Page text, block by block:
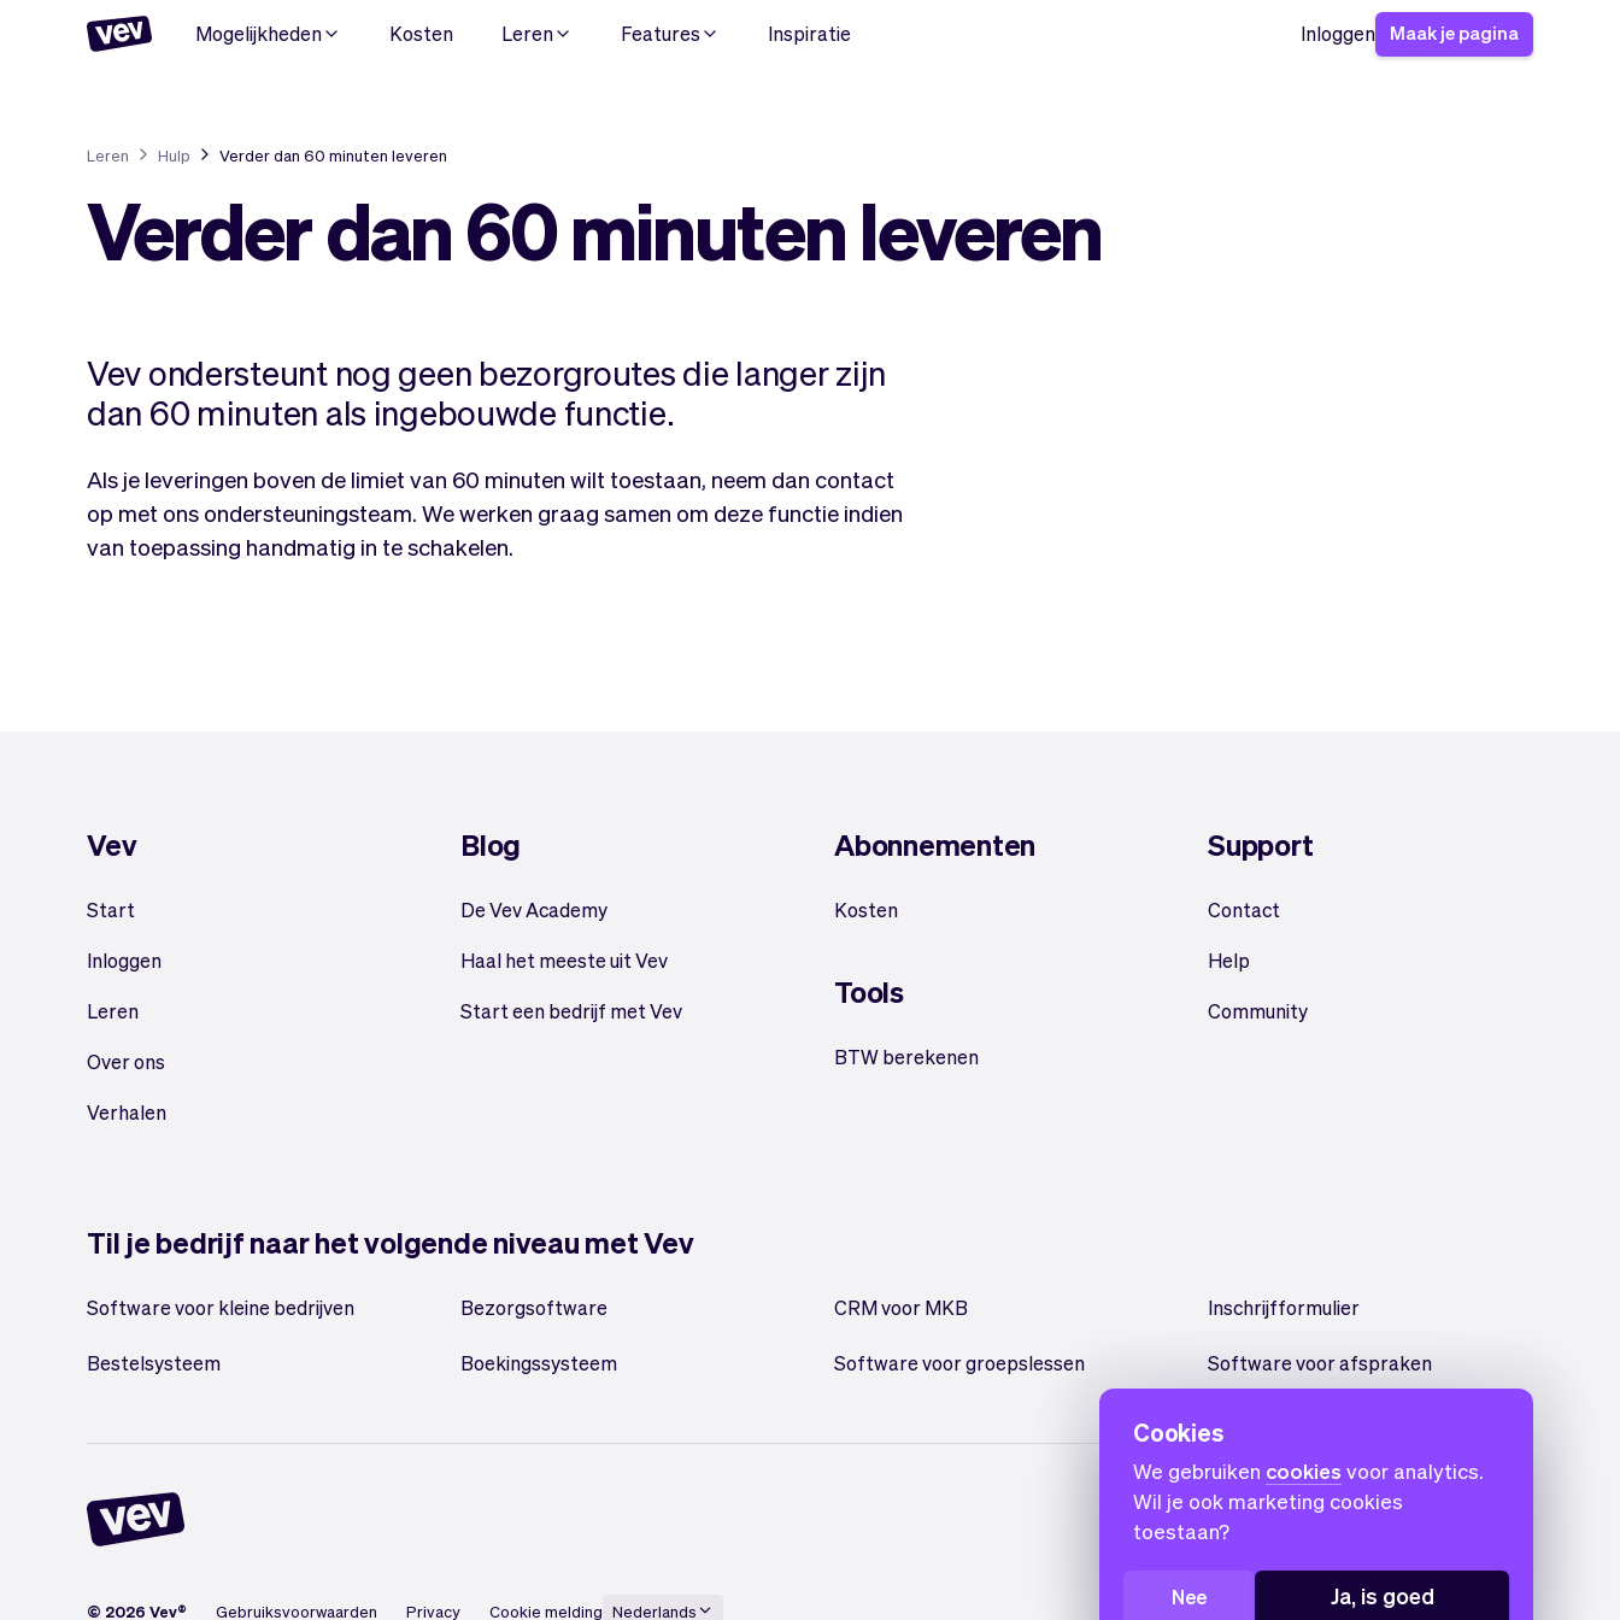
Mogelijkheden Kosten Leren Features Inspiratie Inloggen Maak je pagina
Leren Hulp Verder dan 60 minuten leveren
Verder dan 60 minuten leveren
Vev ondersteunt nog geen bezorgroutes die langer zijn
dan 60 minuten als ingebouwde functie.
Als je leveringen boven de limiet van 60 minuten wilt toestaan, neem dan contact
op met ons ondersteuningsteam. We werken graag samen om deze functie indien
van toepassing handmatig in te schakelen.
Vev
Start
Inloggen
Leren
Over ons
Verhalen
Blog
De Vev Academy
Haal het meeste uit Vev
Start een bedrijf met Vev
Abonnementen
Kosten
Tools
BTW berekenen
Support
Contact
Help
Community
Til je bedrijf naar het volgende niveau met Vev
Software voor kleine bedrijven Bezorgsoftware CRM voor MKB Inschrijfformulier
Bestelsysteem Boekingssysteem Software voor groepslessen Software voor afspraken
© 2026 Vev® Gebruiksvoorwaarden Privacy Cookie melding Nederlands
Cookies
We gebruiken cookies voor analytics.
Wil je ook marketing cookies
toestaan?
Nee Ja, is goed